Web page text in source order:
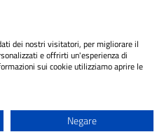
dei nostri visitatori, per migliorare il
e offrirti un'esperienza di
sui cookie utilizziamo aprire le
Negare